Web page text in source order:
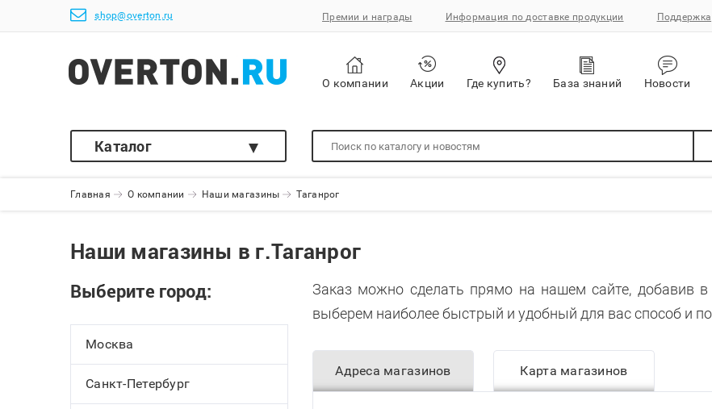
shop@overton.ru Премии и награды Информация по доставке продукции Поддержка
О компании Акции Где купить? База знаний Новости
Каталог
Главная О компании Наши магазины Таганрог
Наши магазины в г.Таганрог
Выберите город:
Москва
Санкт-Петербург
Заказ можно сделать прямо на нашем сайте, добавив
выберем наиболее быстрый и удобный для вас способ и
Адреса магазинов Карта магазинов